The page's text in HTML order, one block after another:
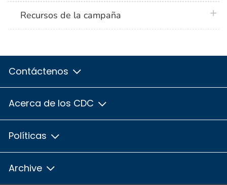
Recursos de la campaña
Contáctenos
Acerca de los CDC
Políticas
Archive